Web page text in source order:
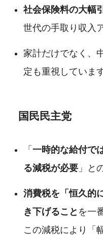
社会保険料の大幅
世代の手取り収入
家計だけでなく、
定も重視していま
国民民主党
「 一時的な給付で
る減税が必要」と
消費税を「恒久的
き下げること を一
この減税により「